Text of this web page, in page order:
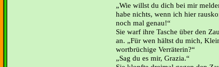
Wie willst du dich bei mir
habe nichts, wenn ich hier
noch mal genau!“
Sie warf ihre Tasche über den
an. „Für wen hältst du mich,
wortbrüchige Verräterin?“
Sag du es mir, Grazia.“